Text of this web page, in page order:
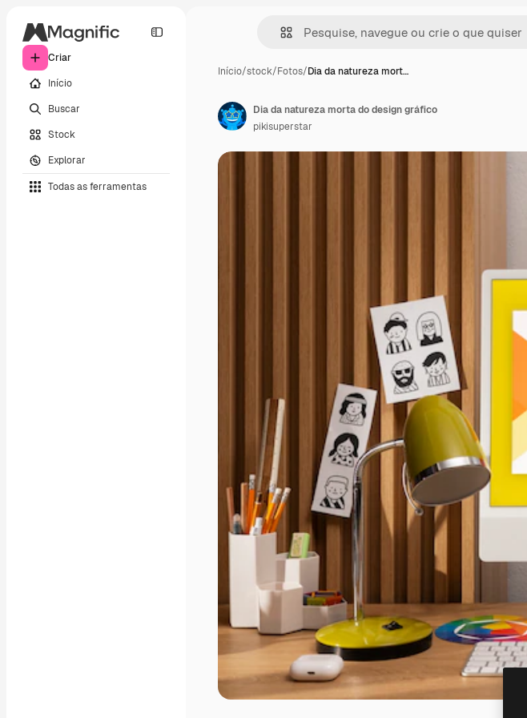
Criar
Início
Buscar
Stock
Explorar
Todas as ferramentas
Início/stock/Fotos/Dia da natureza mort…
Dia da natureza morta do design gráfico
pikisuperstar